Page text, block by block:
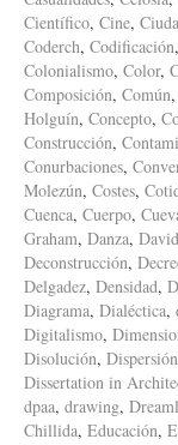
Científico, Cine,
Coderch, Codificación,
Colonialismo, Color,
Composición, Común,
Holguín, Concepto,
Construcción,
Conurbaciones,
Molezún, Costes,
Cuenca, Cuerpo,
Graham, Danza,
Deconstrucción,
Delgadez, Densidad,
Diagrama, Dialéctica,
Digitalismo,
Disolución, Dispersión
Dissertation in
dpaa, drawing,
Chillida, Educación,